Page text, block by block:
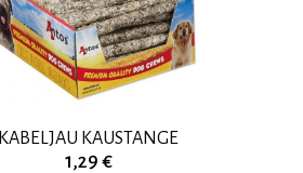
KABELJAU KAUSTANGE
1,29 €